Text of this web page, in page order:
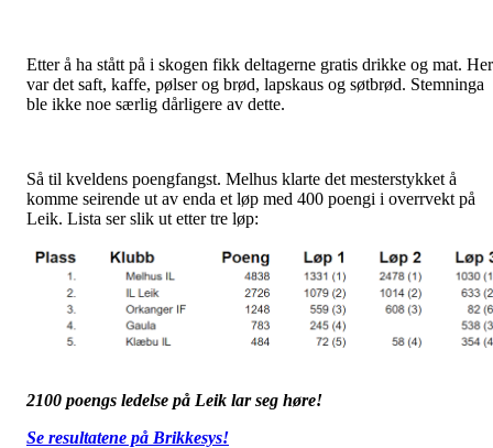
Etter å ha stått på i skogen fikk deltagerne gratis drikke og mat. Her
var det saft, kaffe, pølser og brød, lapskaus og søtbrød. Stemninga
ble ikke noe særlig dårligere av dette.
Så til kveldens poengfangst. Melhus klarte det mesterstykket å
komme seirende ut av enda et løp med 400 poengi i overrvekt på
Leik. Lista ser slik ut etter tre løp:
2100 poengs ledelse på Leik lar seg høre!
Se resultatene på Brikkesys!